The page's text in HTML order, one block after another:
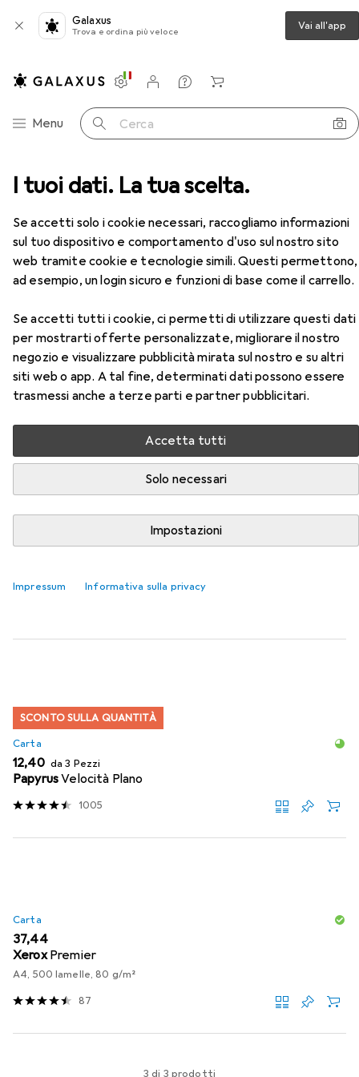
I tuoi dati. La tua scelta.
Se accetti solo i cookie necessari, raccogliamo informazioni
sul tuo dispositivo e comportamento d'uso sul nostro sito
web tramite cookie e tecnologie simili. Questi permettono,
ad esempio, un login sicuro e funzioni di base come il carrello.
Se accetti tutti i cookie, ci permetti di utilizzare questi dati
per mostrarti offerte personalizzate, migliorare il nostro
negozio e visualizzare pubblicità mirata sul nostro e su altri
siti web o app. A tal fine, determinati dati possono essere
trasmessi anche a terze parti e partner pubblicitari.
Accetta tutti
Solo necessari
Impostazioni
Impressum Informativa sulla privacy
Galaxus
Trova e ordina più veloce Vai all'app
Categoria Navigazione
Menu Cerca
Impostazioni
Conto cliente
Liste di confronto
Liste dei desideri
Carrello
+ Scanner Stampa Toner Xerox 410X
EUR
121,91
Xerox410X
C
Accessori per Xerox 410X
Qui trovi accessori adatti per il prodotto Xerox 410X della
categoria Carta.
Rilevanza
Elenco dei prodotti
EUR
5,80 da 3 Pezzi
A4, 500 lamelle, 80 g/m²
SCONTO SULLA QUANTITÀ
Carta
EUR
12,40 da 3 Pezzi
PapyrusVelocità Plano
1005
Carta
EUR
37,44
Xerox Premier
A4, 500 lamelle, 80 g/m²
87
3 di 3 prodotti